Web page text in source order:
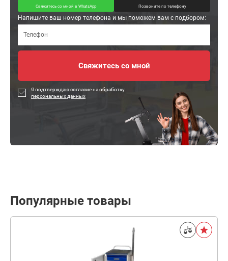
Свяжитесь со мной в WhatsApp Позвоните по телефону
Напишите ваш номер телефона и мы поможем вам с подбором:
Я подтверждаю согласие на обработку
персональных данных
Популярные товары